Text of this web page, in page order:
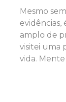
Mesmo
amplo de
visitei uma
vida.